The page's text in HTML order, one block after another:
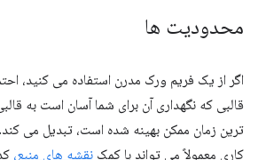
محدودیت ها
اگر از یک فریم ورک مدرن استفاده می کنید،
قالبی که نگهداری آن برای شما آسان است به
ترین زمان ممکن بهینه شده است، تبدیل می
کاری معمولاً می تواند با کمک نقشه های منبع،